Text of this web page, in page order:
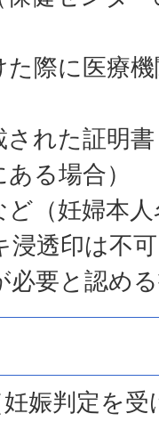
た際に医療
れた証明
る場合）
（妊婦本
浸透印は不
必要と認め
娠判定を